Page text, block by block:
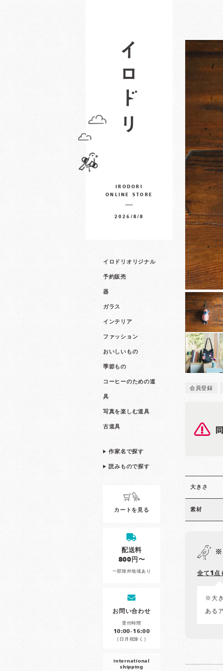
IRODORI
ONLINE STORE
2026/8/8
イロドリオリジナル
予約販売
器
ガラス
インテリア
ファッション
おいしいもの
季節もの
コーヒーのための道
具
写真を楽しむ道具
古道具
作家名で探す
読みもので探す
カートを見る
配送料
800円〜
一部除外地域あり
お問い合わせ
受付時間
10:00-16:00
［日月祝除く］
international
shipping
会員登録
大きさ
素材
※
全て1点
※大
ある